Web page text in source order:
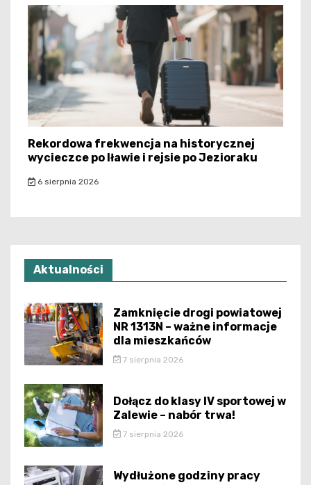
Rekordowa frekwencja na historycznej
wycieczce po Iławie i rejsie po Jezioraku
6 sierpnia 2026
Aktualności
Zamknięcie drogi powiatowej
NR 1313N – ważne informacje
dla mieszkańców
7 sierpnia 2026
Dołącz do klasy IV sportowej w
Zalewie – nabór trwa!
7 sierpnia 2026
Wydłużone godziny pracy